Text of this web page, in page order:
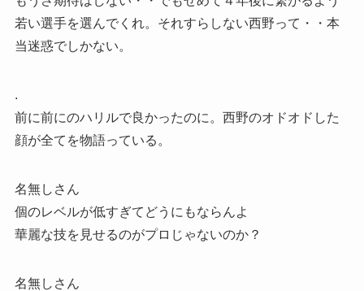
若い選手を選んでくれ。それすらしない西野って・・本
当迷惑でしかない。
.
前に前にのハリルで良かったのに。西野のオドオドした
顔が全てを物語っている。
名無しさん
個のレベルが低すぎてどうにもならんよ
華麗な技を見せるのがプロじゃないのか？
名無しさん